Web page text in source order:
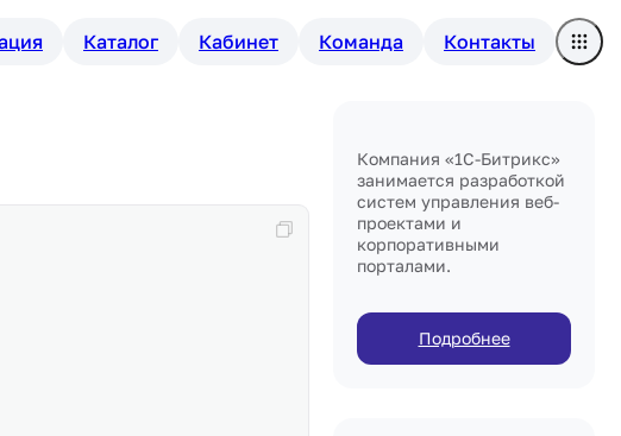
Каталог Кабинет Команда Контакты
Компания «1С-Битрикс»
занимается разработкой
систем управления веб-
проектами и
корпоративными
порталами.
Подробнее